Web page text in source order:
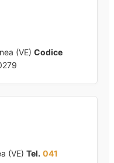
(VE) Codice
(VE) Tel. 041